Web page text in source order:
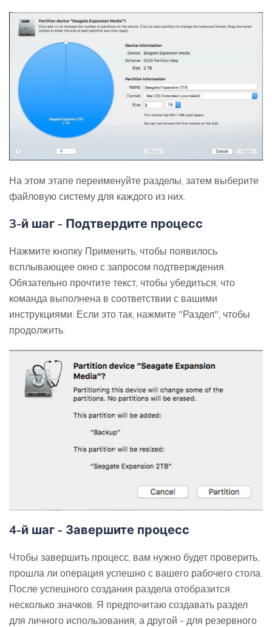
На этом этапе переименуйте разделы, затем выберите
файловую систему для каждого из них.
3-й шаг - Подтвердите процесс
Нажмите кнопку Применить, чтобы появилось
всплывающее окно с запросом подтверждения.
Обязательно прочтите текст, чтобы убедиться, что
команда выполнена в соответствии с вашими
инструкциями. Если это так, нажмите "Раздел", чтобы
продолжить.
4-й шаг - Завершите процесс
Чтобы завершить процесс, вам нужно будет проверить,
прошла ли операция успешно с вашего рабочего стола.
После успешного создания раздела отобразится
несколько значков. Я предпочитаю создавать раздел
для личного использования, а другой - для резервного